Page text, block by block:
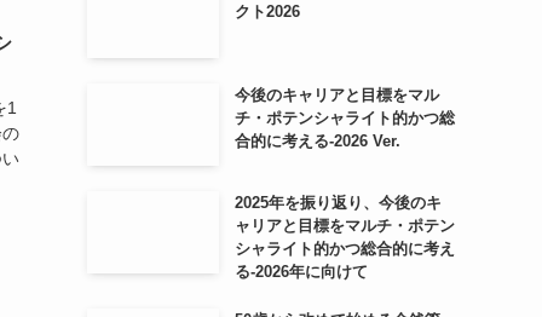
1
クト2026
今後のキャリアと目標をマル
チ・ポテンシャライト的かつ総
合的に考える-2026 Ver.
2025年を振り返り、今後のキ
ャリアと目標をマルチ・ポテン
シャライト的かつ総合的に考え
る-2026年に向けて